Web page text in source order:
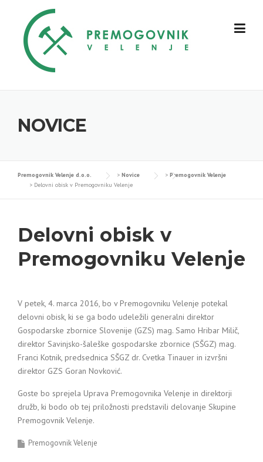
content
NOVICE
Premogovnik Velenje d.o.o. > Novice > Premogovnik Velenje
> Delovni obisk v Premogovniku Velenje
Delovni obisk v
Premogovniku Velenje
V petek, 4. marca 2016, bo v Premogovniku Velenje potekal
delovni obisk, ki se ga bodo udeležili generalni direktor
Gospodarske zbornice Slovenije (GZS) mag. Samo Hribar Milič,
direktor Savinjsko-šaleške gospodarske zbornice (SŠGZ) mag.
Franci Kotnik, predsednica SŠGZ dr. Cvetka Tinauer in izvršni
direktor GZS Goran Novković.
Goste bo sprejela Uprava Premogovnika Velenje in direktorji
družb, ki bodo ob tej priložnosti predstavili delovanje Skupine
Premogovnik Velenje.
Premogovnik Velenje